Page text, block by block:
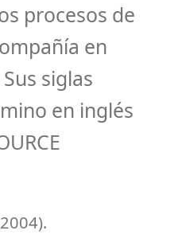
procesos de
en
siglas
en inglés